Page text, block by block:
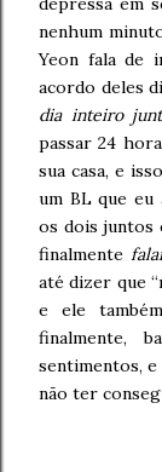
nenhum
Yeon fala de
acordo deles
dia inteiro
passar 24
sua casa, e
um BL que eu
os dois juntos
finalmente
até dizer que
e ele
finalmente,
sentimentos,
não ter